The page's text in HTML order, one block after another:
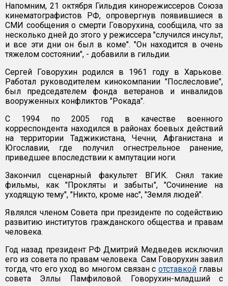
Напомним, 21 октября Гильдия кинорежиссеров Союза
кинематографистов РФ, опровергнув появившиеся в
СМИ сообщения о смерти Говорухина, сообщила, что за
несколько дней до этого у режиссера "случился инсульт,
и все эти дни он был в коме". "Он находится в очень
тяжелом состоянии", - добавили в гильдии.
Сергей Говорухин родился в 1961 году в Харькове.
Работал руководителем кинокомпании "Послесловие",
был председателем фонда ветеранов и инвалидов
вооруженных конфликтов "Рокада".
С 1994 по 2005 год в качестве военного
корреспондента находился в районах боевых действий
на территории Таджикистана, Чечни, Афганистана и
Югославии, где получил огнестрельное ранение,
приведшее впоследствии к ампутации ноги.
Закончил сценарный факультет ВГИК. Снял такие
фильмы, как "Прокляты и забыты", "Сочинение на
уходящую тему", "Никто, кроме нас", "Земля людей".
Являлся членом Совета при президенте по содействию
развитию институтов гражданского общества и правам
человека.
Год назад президент РФ Дмитрий Медведев исключил
его из совета по правам человека. Сам Говорухин завил
тогда, что его уход во многом связан сотставкой главы
совета Эллы Памфиловой. Говорухин-младший с